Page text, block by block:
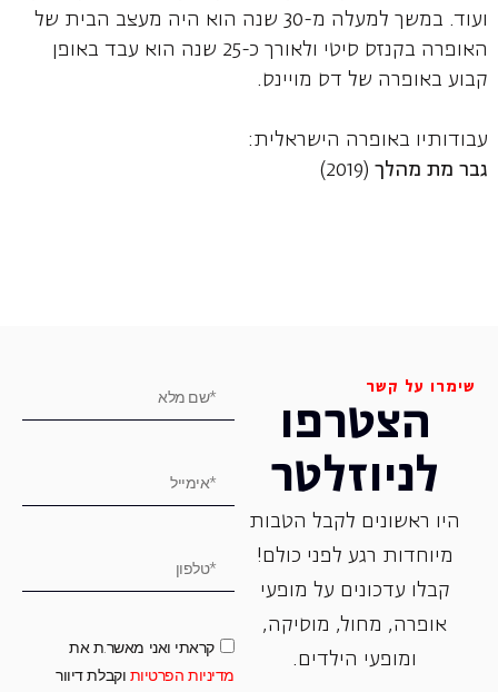
ועוד. במשך למעלה מ-30 שנה הוא היה מעצב הבית של
האופרה בקנזס סיטי ולאורך כ-25 שנה הוא עבד באופן
קבוע באופרה של דס מויינס.
עבודותיו באופרה הישראלית:
גבר מת מהלך(2019)
שימרו על קשר
הצטרפו
לניוזלטר
היו ראשונים לקבל הטבות
מיוחדות רגע לפני כולם!
קבלו עדכונים על מופעי
אופרה, ‏מחול, ‏מוסיקה,
ומופעי הילדים.
קראתי ואני מאשר.ת את
מדיניות הפרטיות וקבלת דיוור